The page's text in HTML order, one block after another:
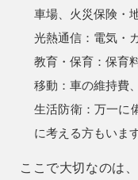
車場、火災保険・
光熱通信： 電気・
教育・保育： 保育
移動： 車の維持費
生活防衛：万一に
に考える方もいます
ここで大切なのは